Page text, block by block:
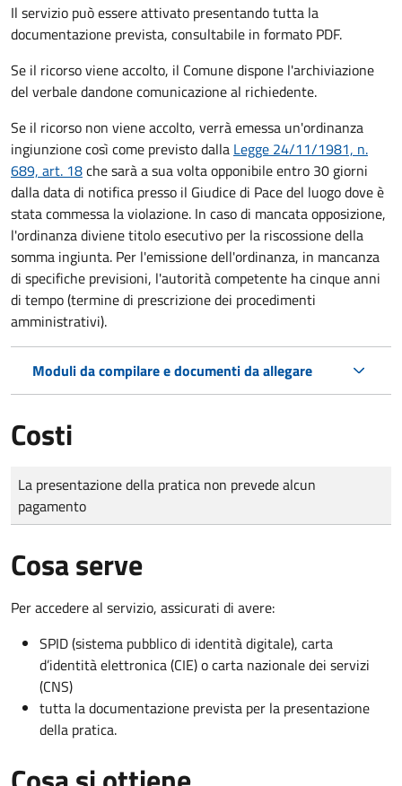
Il servizio può essere attivato presentando tutta la
documentazione prevista, consultabile in formato PDF.
Se il ricorso viene accolto, il Comune dispone l'archiviazione
del verbale dandone comunicazione al richiedente.
Se il ricorso non viene accolto, verrà emessa un'ordinanza
ingiunzione così come previsto dalla Legge 24/11/1981, n.
689, art. 18che sarà a sua volta opponibile entro 30 giorni
dalla data di notifica presso il Giudice di Pace del luogo dove è
stata commessa la violazione. In caso di mancata opposizione,
l'ordinanza diviene titolo esecutivo per la riscossione della
somma ingiunta. Per l'emissione dell'ordinanza, in mancanza
di specifiche previsioni, l'autorità competente ha cinque anni
di tempo (termine di prescrizione dei procedimenti
amministrativi).
Moduli da compilare e documenti da allegare
Costi
Tipo di pagamento
Importo
La presentazione della pratica non prevede alcun
pagamento
Cosa serve
Per accedere al servizio, assicurati di avere:
SPID (sistema pubblico di identità digitale), carta
d’identità elettronica (CIE) o carta nazionale dei servizi
(CNS)
tutta la documentazione prevista per la presentazione
della pratica.